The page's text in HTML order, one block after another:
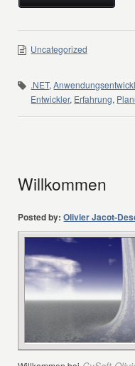
Uncategorized
.NET,
Entwickler, Erfahrung,
Willkommen
Posted by: Olivier Jacot-